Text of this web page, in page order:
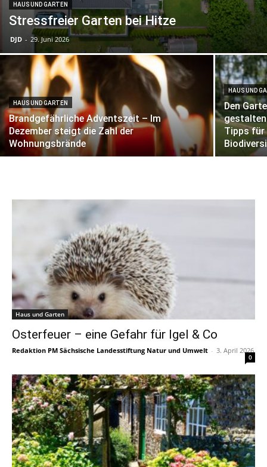
HAUS UND GARTEN
Stressfreier Garten bei Hitze
DJD - 29. Juni 2026
HAUS UND GARTEN
Brandgefährliche Adventszeit – Im
Dezember steigt die Zahl der
Wohnungsbrände
HAUS UND
Den
Tipps für
Haus und Garten
Osterfeuer – eine Gefahr für Igel & Co
Redaktion PM Sächsische Landesstiftung Natur und Umwelt - 3. April 2026
0